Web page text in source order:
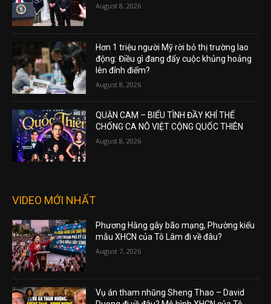
August 8, 2026
Hơn 1 triệu người Mỹ rời bỏ thị trường lao
động: Điều gì đang đẩy cuộc khủng hoảng
lên đỉnh điểm?
August 8, 2026
QUẬN CAM – BIỂU TÌNH ĐẦY KHÍ THẾ
CHỐNG CA NÔ VIỆT CỘNG QUỐC THIÊN
August 8, 2026
VIDEO MỚI NHẤT
Phương Hằng gây bão mạng, Phường kiểu
mẫu XHCN của Tô Lâm đi về đâu?
August 7, 2026
Vụ án tham nhũng Sheng Thao – David